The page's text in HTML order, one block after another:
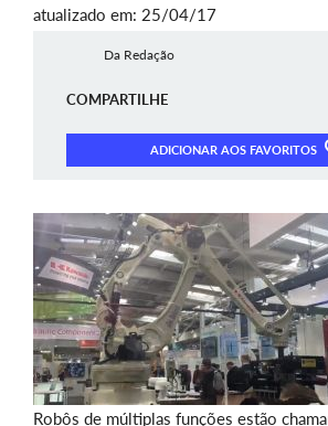
atualizado em: 25/04/17
Da Redação
COMPARTILHE
ADICIONAR AOS FAVORITOS
Robôs de múltiplas funções estão